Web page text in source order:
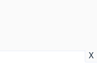
X